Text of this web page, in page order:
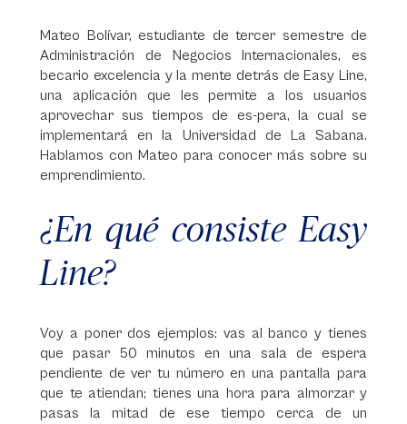
Mateo Bolívar, estudiante de tercer semestre de
Administración de Negocios Internacionales, es
becario excelencia y la mente detrás de Easy Line,
una aplicación que les permite a los usuarios
aprovechar sus tiempos de es-pera, la cual se
implementará en la Universidad de La Sabana.
Hablamos con Mateo para conocer más sobre su
emprendimiento.
¿En qué consiste Easy
Line?
Voy a poner dos ejemplos: vas al banco y tienes
que pasar 50 minutos en una sala de espera
pendiente de ver tu número en una pantalla para
que te atiendan; tienes una hora para almorzar y
pasas la mitad de ese tiempo cerca de un